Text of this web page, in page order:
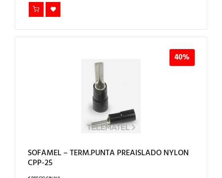
40%
SOFAMEL – TERM.PUNTA PREAISLADO NYLON
CPP-25